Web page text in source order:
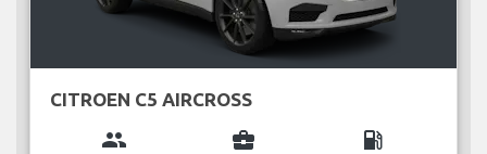
CITROEN C5 AIRCROSS
group business_center local_gas_station